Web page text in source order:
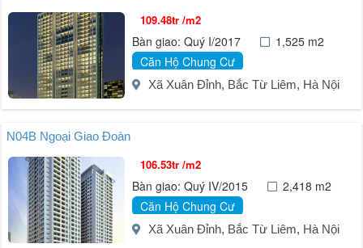
109.48tr /m2
Bàn giao: Quý I/2017
1,525 m2
Căn Hộ Chung Cư
Xã Xuân Đỉnh, Bắc Từ Liêm, Hà Nội
N04B Ngoại Giao Đoàn
106.53tr /m2
Bàn giao: Quý IV/2015
2,418 m2
Căn Hộ Chung Cư
Xã Xuân Đỉnh, Bắc Từ Liêm, Hà Nội